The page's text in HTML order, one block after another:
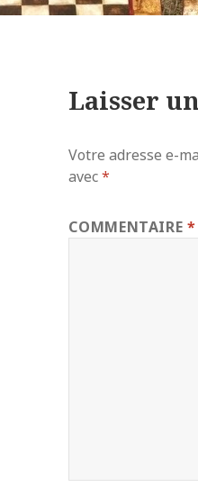
Laisser
Votre adresse e-
avec*
COMMENTAIRE*